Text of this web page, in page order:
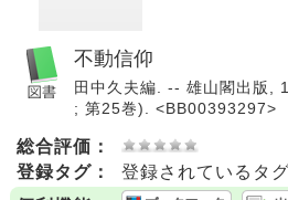
不動信仰
田中久夫編. -- 雄山閣出版,
; 第25巻). <BB00393297>
総合評価：
登録タグ：
登録されているタ